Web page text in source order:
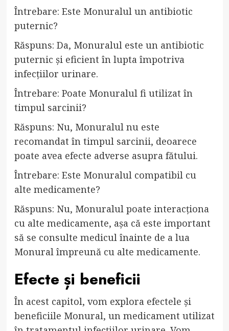
Întrebare: Este Monuralul un antibiotic
puternic?
Răspuns: Da, Monuralul este un antibiotic
puternic și eficient în lupta împotriva
infecțiilor urinare.
Întrebare: Poate Monuralul fi utilizat în
timpul sarcinii?
Răspuns: Nu, Monuralul nu este
recomandat în timpul sarcinii, deoarece
poate avea efecte adverse asupra fătului.
Întrebare: Este Monuralul compatibil cu
alte medicamente?
Răspuns: Nu, Monuralul poate interacționa
cu alte medicamente, așa că este important
să se consulte medicul înainte de a lua
Monural împreună cu alte medicamente.
Efecte și beneficii
În acest capitol, vom explora efectele și
beneficiile Monural, un medicament utilizat